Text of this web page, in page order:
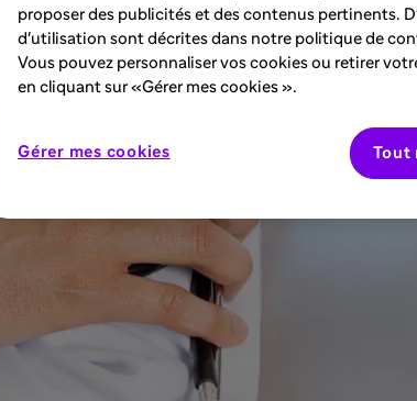
proposer des publicités et des contenus pertinents.
d'utilisation sont décrites dans notre politique de
Vous pouvez personnaliser vos cookies ou retirer
en cliquant sur «Gérer mes cookies ».
Gérer mes cookies Tout